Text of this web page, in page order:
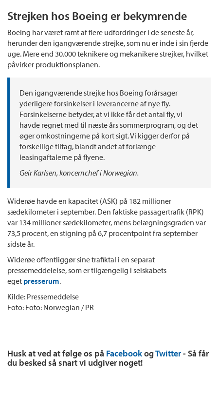
Strejken hos Boeing er bekymrende
Boeing har været ramt af flere udfordringer i de seneste år,
herunder den igangværende strejke, som nu er inde i sin fjerde
uge. Mere end 30.000 teknikere og mekanikere strejker, hvilket
påvirker produktionsplanen.
Den igangværende strejke hos Boeing forårsager
yderligere forsinkelser i leverancerne af nye fly.
Forsinkelserne betyder, at vi ikke får det antal fly, vi
havde regnet med til næste års sommerprogram, og det
øger omkostningerne på kort sigt. Vi kigger derfor på
forskellige tiltag, blandt andet at forlænge
leasingaftalerne på flyene.
Geir Karlsen, koncernchef i Norwegian.
Widerøe havde en kapacitet (ASK) på 182 millioner
sædekilometer i september. Den faktiske passagertrafik (RPK)
var 134 millioner sædekilometer, mens belægningsgraden var
73,5 procent, en stigning på 6,7 procentpoint fra september
sidste år.
Widerøe offentliggør sine trafiktal i en separat
pressemeddelelse, som er tilgængelig i selskabets
eget presserum.
Kilde: Pressemeddelse
Foto: Foto: Norwegian / PR
Husk at ved at følge os på FacebookogTwitter- Så får
du besked så snart vi udgiver noget!